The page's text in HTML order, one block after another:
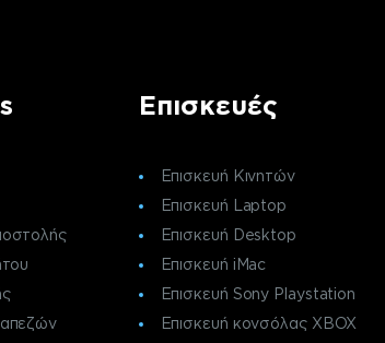
Επισκευές
Επισκευή Κινητών
Επισκευή Laptop
Επισκευή Desktop
Επισκευή iMac
Επισκευή Sony Playstation
Επισκευή κονσόλας XBOX